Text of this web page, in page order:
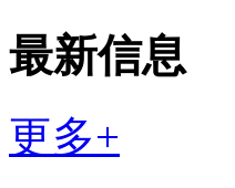
最新信息
更多+